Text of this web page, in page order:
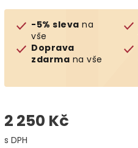
-5% sleva na
vše
Doprava
zdarma na vše
2 250 Kč